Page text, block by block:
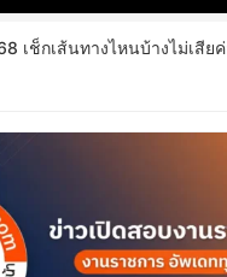
เช็กเส้นทางไหนบ้างไม่เสีย